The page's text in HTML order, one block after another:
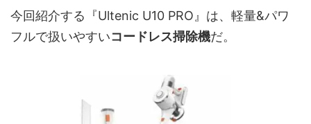
今回紹介する『Ultenic U10 PRO』は、軽量&パワ
フルで扱いやすいコードレス掃除機だ。